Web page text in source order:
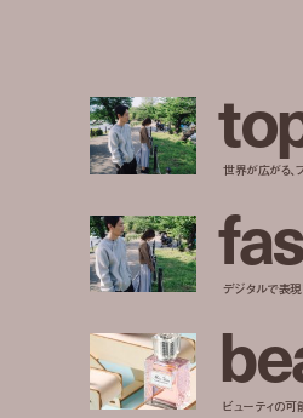
to
世界が広がる、
fas
デジタルで表現
be
ビューティの可